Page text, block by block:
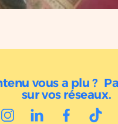
vous a plu ?
sur vos réseaux.